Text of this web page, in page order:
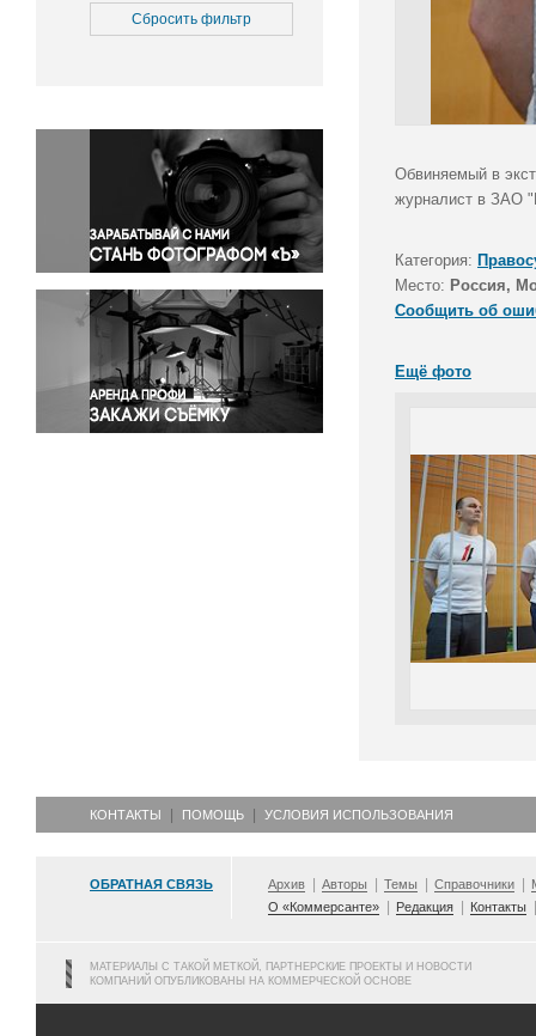
Медицина
Окружающая среда
Политика
Правосудие
Происшествия и конфликты
Религия
Светская жизнь
Спорт
Экология
Экономика и бизнес
Сбросить фильтр
Обвиняемый в
журналист в ЗАО
Категория:
Место: Россия,
Сообщить об
Ещё фото
КОНТАКТЫ ПОМОЩЬ УСЛОВИЯ ИСПОЛЬЗОВАНИЯ
ОБРАТНАЯ СВЯЗЬ Архив Авторы Темы Справочники
О «Коммерсанте»
Редакция Контакты
МАТЕРИАЛЫ С ТАКОЙ МЕТКОЙ, ПАРТНЕРСКИЕ ПРОЕКТЫ И НОВОСТИ
КОМПАНИЙ ОПУБЛИКОВАНЫ НА КОММЕРЧЕСКОЙ ОСНОВЕ